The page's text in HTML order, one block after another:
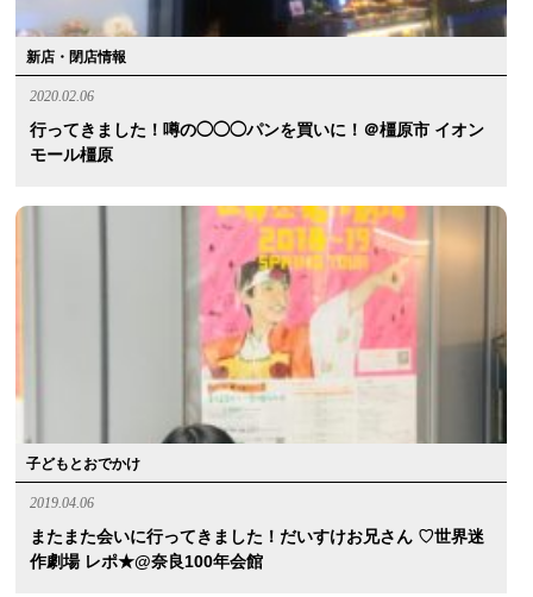
新店・閉店情報
2020.02.06
行ってきました！噂の◯◯◯パンを買いに！＠橿原市 イオン
モール橿原
子どもとおでかけ
2019.04.06
またまた会いに行ってきました！だいすけお兄さん ♡世界迷
作劇場 レポ★@奈良100年会館